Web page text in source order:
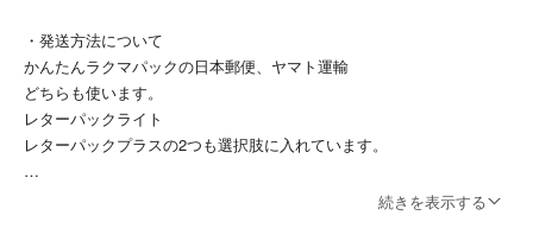
・発送方法について
かんたんラクマパックの日本郵便、ヤマト運輸
どちらも使います。
レターパックライト
レターパックプラスの2つも選択肢に入れています。
服などでヤマト運輸の宅急便コンパクトを予定していても続きを表示する